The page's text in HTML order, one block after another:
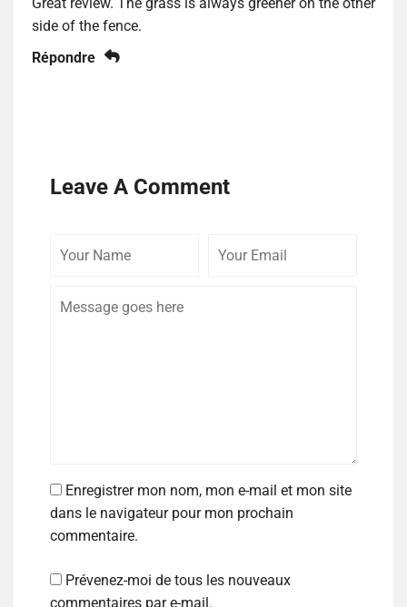
side of the fence.
Répondre
Leave A Comment
Enregistrer mon nom, mon e-mail et mon site
dans le navigateur pour mon prochain
commentaire.
Prévenez-moi de tous les nouveaux
commentaires par e-mail.